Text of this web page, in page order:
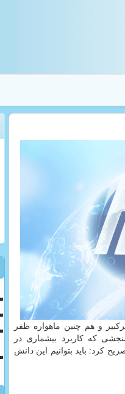
امروز از آخرین مراحل ساخت ماهواره های ناهید ۲ و امیركبیر و هم چنین ماهواره ظفر
كه كاربرد بیشماری در
كرد: باید بتوانیم این دانش